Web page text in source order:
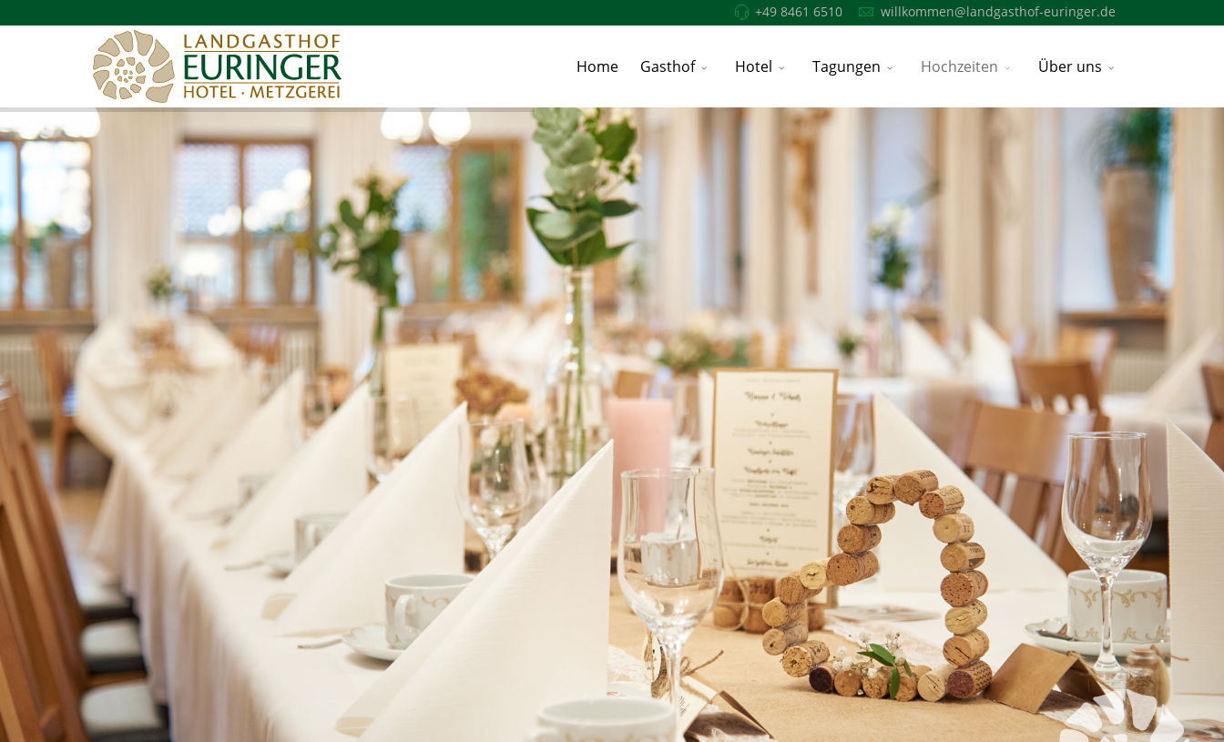
+49 8461 6510 willkommen@landgasthof-euringer.de
Home Gasthof Hotel Tagungen Hochzeiten Über uns